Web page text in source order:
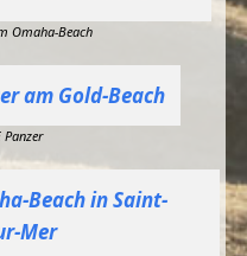
Omaha-Beach
Panzer